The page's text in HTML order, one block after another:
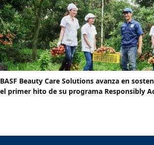
BASF Beauty Care Solutions avanza en
el primer hito de su programa Responsibly